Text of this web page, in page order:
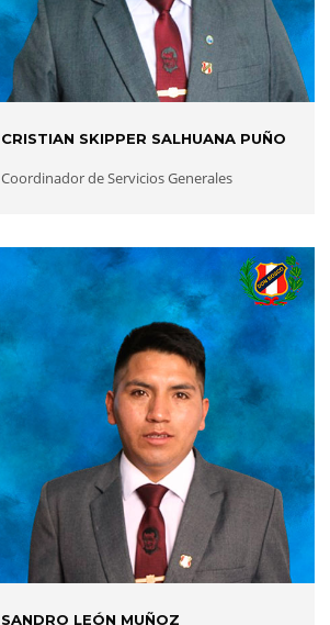
CRISTIAN SKIPPER SALHUANA PUÑO
Coordinador de Servicios Generales
SANDRO LEÓN MUÑOZ